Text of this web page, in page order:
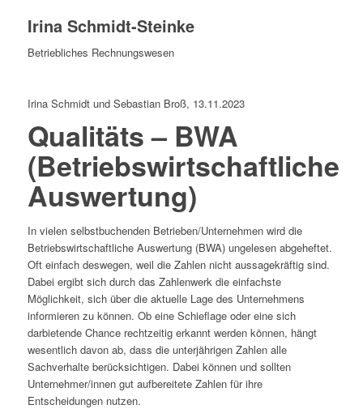
Irina Schmidt-Steinke
Betriebliches Rechnungswesen
Irina Schmidt und Sebastian Broß, 13.11.2023
Qualitäts – BWA
(Betriebswirtschaftliche
Auswertung)
In vielen selbstbuchenden Betrieben/Unternehmen wird die
Betriebswirtschaftliche Auswertung (BWA) ungelesen abgeheftet.
Oft einfach deswegen, weil die Zahlen nicht aussagekräftig sind.
Dabei ergibt sich durch das Zahlenwerk die einfachste
Möglichkeit, sich über die aktuelle Lage des Unternehmens
informieren zu können. Ob eine Schieflage oder eine sich
darbietende Chance rechtzeitig erkannt werden können, hängt
wesentlich davon ab, dass die unterjährigen Zahlen alle
Sachverhalte berücksichtigen. Dabei können und sollten
Unternehmer/innen gut aufbereitete Zahlen für ihre
Entscheidungen nutzen.